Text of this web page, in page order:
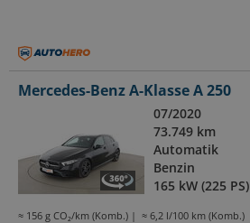
Mercedes-Benz A-Klasse A 250
07/2020
73.749 km
Automatik
Benzin
165 kW (225 PS)
≈ 156 g CO₂/km (Komb.) ≈ 6,2 l/100 km (Komb.)